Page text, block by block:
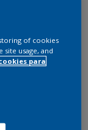
of cookies
usage, and
para